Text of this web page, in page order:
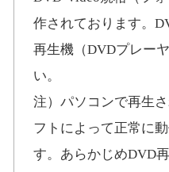
作されております。
再生機（DVDプレー
い。
注）パソコンで再生
フトによって正常に
す。あらかじめDVD